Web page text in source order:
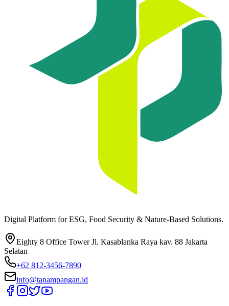
Digital Platform for ESG, Food Security & Nature-Based Solutions.
Eighty 8 Office Tower Jl. Kasablanka Raya kav. 88 Jakarta
Selatan
+62 812-3456-7890
info@tanampangan.id